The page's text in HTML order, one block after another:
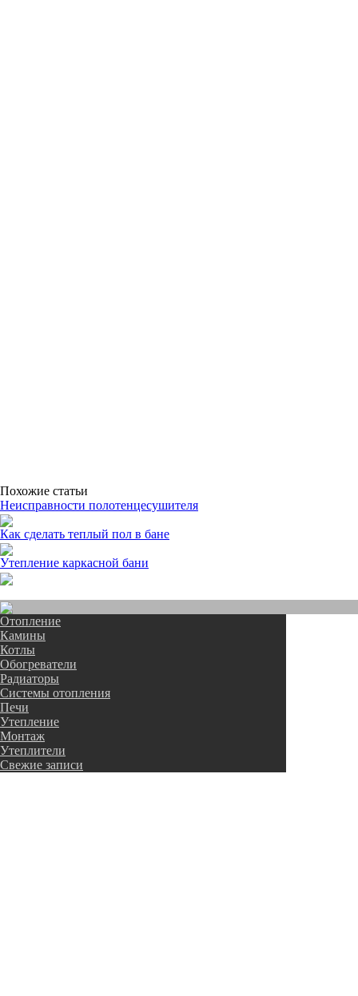
Похожие статьи
Неисправности полотенцесушителя
Как сделать теплый пол в бане
Утепление каркасной бани
Отопление
Камины
Котлы
Обогреватели
Радиаторы
Системы отопления
Печи
Утепление
Монтаж
Утеплители
Свежие записи